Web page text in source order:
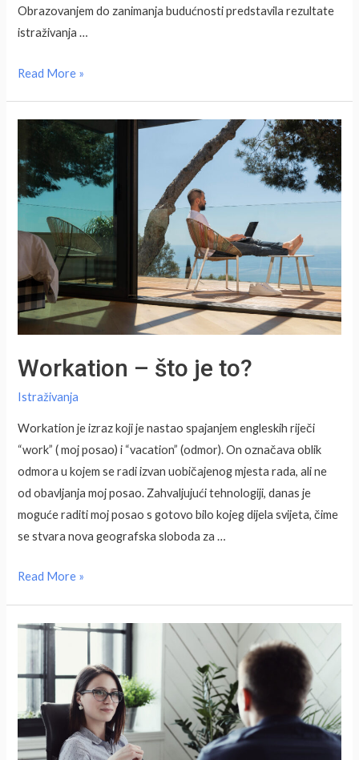
Obrazovanjem do zanimanja budućnosti predstavila rezultate
istraživanja …
Poslovi
poslodavci
Read More »
Workation – što je to?
Istraživanja
Workation je izraz koji je nastao spajanjem engleskih riječi
“work” ( moj posao) i “vacation” (odmor). On označava oblik
odmora u kojem se radi izvan uobičajenog mjesta rada, ali ne
od obavljanja moj posao. Zahvaljujući tehnologiji, danas je
moguće raditi moj posao s gotovo bilo kojeg dijela svijeta, čime
se stvara nova geografska sloboda za …
Workation
Read More »